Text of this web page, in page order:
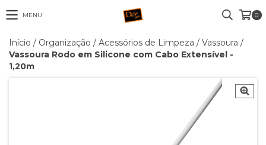
MENU 0
Início / Organização / Acessórios de Limpeza / Vassoura /
Vassoura Rodo em Silicone com Cabo Extensível -
1,20m